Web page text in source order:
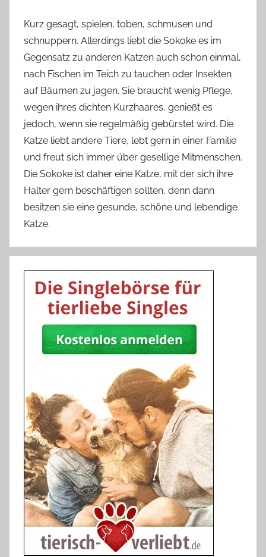
Kurz gesagt, spielen, toben, schmusen und
schnuppern. Allerdings liebt die Sokoke es im
Gegensatz zu anderen Katzen auch schon einmal,
nach Fischen im Teich zu tauchen oder Insekten
auf Bäumen zu jagen. Sie braucht wenig Pflege,
wegen ihres dichten Kurzhaares, genießt es
jedoch, wenn sie regelmäßig gebürstet wird. Die
Katze liebt andere Tiere, lebt gern in einer Familie
und freut sich immer über gesellige Mitmenschen.
Die Sokoke ist daher eine Katze, mit der sich ihre
Halter gern beschäftigen sollten, denn dann
besitzen sie eine gesunde, schöne und lebendige
Katze.